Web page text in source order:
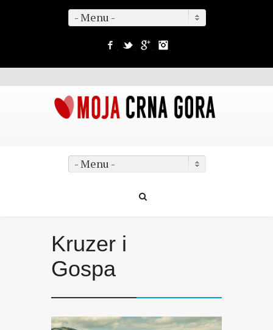
- Menu -
Facebook
TwitterGoogle+
- Menu -
Kruzer i
Gospa